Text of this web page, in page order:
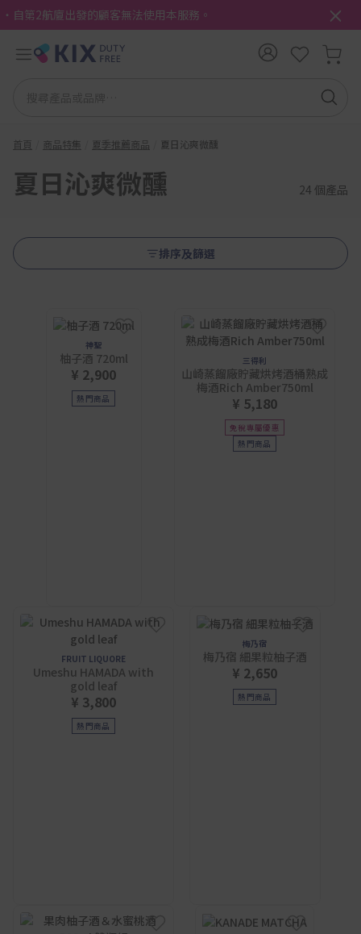
・自第2航廈出發的顧客無法使用本服務。
首頁 商品特集 夏季推薦商品 夏日沁爽微醺
夏日沁爽微醺 24 個產品
排序及篩選
神聖
柚子酒 720ml
¥ 2,900
熱門商品
三得利
山崎蒸餾廠貯藏烘烤酒桶熟成
梅酒Rich Amber750ml
¥ 5,180
免稅專屬優惠
熱門商品
FRUIT LIQUORE
Umeshu HAMADA with
gold leaf
¥ 3,800
熱門商品
梅乃宿
梅乃宿 細果粒柚子酒
¥ 2,650
熱門商品